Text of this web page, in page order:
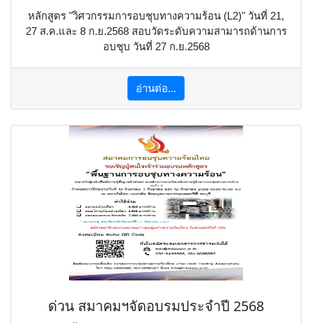
หลักสูตร "วิศวกรรมการอบชุบทางความร้อน (L2)" วันที่ 21,
27 ส.ค.และ 8 ก.ย.2568 สอบวัดระดับความสามารถด้านการ
อบชุบ วันที่ 27 ก.ย.2568
อ่านต่อ...
ด่วน สมาคมฯจัดอบรมประจำปี 2568